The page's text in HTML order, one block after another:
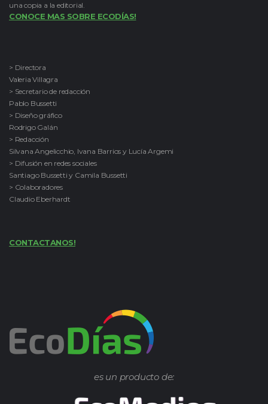
una copia a la editorial.
CONOCE MAS SOBRE ECODÍAS!
> Directora
Valeria Villagra
> Secretario de redacción
Pablo Bussetti
> Diseño gráfico
Rodrigo Galán
> Redacción
Silvana Angelicchio, Ivana Barrios y Lucía Argemi
> Difusión en redes sociales
Santiago Bussetti y Camila Bussetti
> Colaboradores
Claudio Eberhardt
CONTACTANOS!
es un producto de: